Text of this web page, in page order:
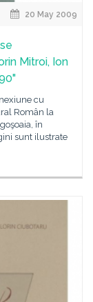
20 May 2009
Mitroi, Ion
cu
Român la
în
sunt ilustrate